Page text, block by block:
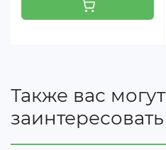
Также вас могут
заинтересовать